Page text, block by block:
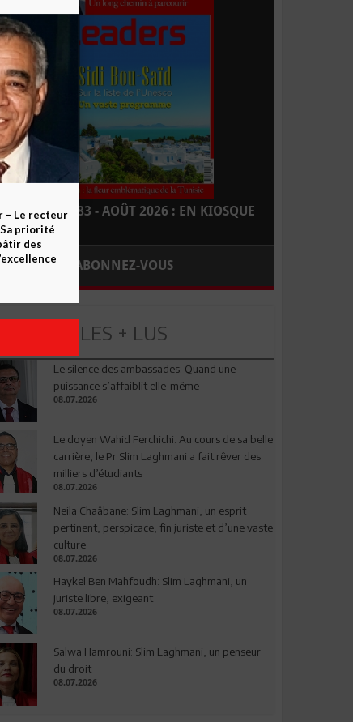
N° 183 - AOÛT 2026 : EN KIOSQUE
ABONNEZ-VOUS
LES + LUS
Le silence des ambassades: Quand une
puissance s’affaiblit elle-même
08.07.2026
Le doyen Wahid Ferchichi: Au cours de sa belle
carrière, le Pr Slim Laghmani a fait rêver des
milliers d’étudiants
08.07.2026
Neila Chaâbane: Slim Laghmani, un esprit
pertinent, perspicace, fin juriste et d’une vaste
culture
08.07.2026
Haykel Ben Mahfoudh: Slim Laghmani, un
juriste libre, exigeant
08.07.2026
Salwa Hamrouni: Slim Laghmani, un penseur
du droit
08.07.2026
– Le recteur
Sa priorité
des